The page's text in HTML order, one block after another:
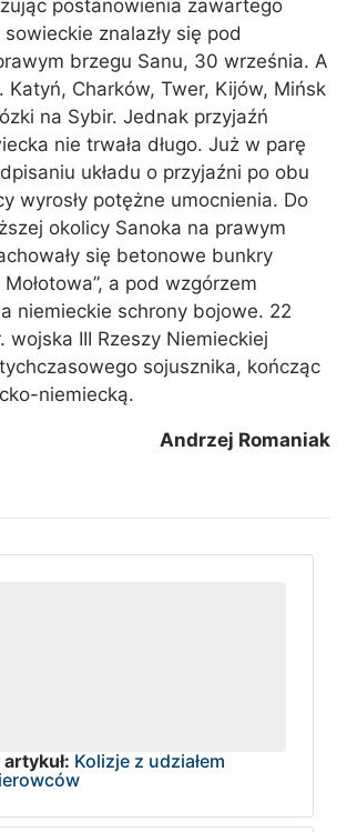
postanowienia zawartego
znalazły się pod
brzegu Sanu, 30 września. A
Katyń, Charków, Twer, Kijów, Mińsk
na Sybir. Jednak przyjaźń
nie trwała długo. Już w parę
układu o przyjaźni po obu
wyrosły potężne umocnienia. Do
okolicy Sanoka na prawym
się betonowe bunkry
a pod wzgórzem
niemieckie schrony bojowe. 22
wojska III Rzeszy Niemieckiej
sojusznika, kończąc
niemiecką.
Andrzej Romaniak
Kolizje z udziałem